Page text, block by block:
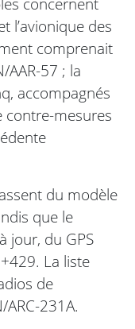
l’avionique des
comprenait
AAR-57 ; la
accompagnés
contre-mesures
du modèle
que le
jour, du GPS
La liste
de
231A.